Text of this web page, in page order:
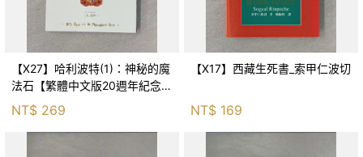
【X27】哈利波特(1)：神秘的魔
法石【繁體中文版20週年紀念】
NT$ 269
【X17】西藏生死書_索甲仁波切
NT$ 169